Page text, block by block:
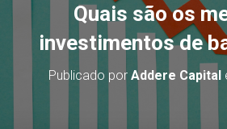
Quais são os
investimentos de
Publicado por Addere Capital